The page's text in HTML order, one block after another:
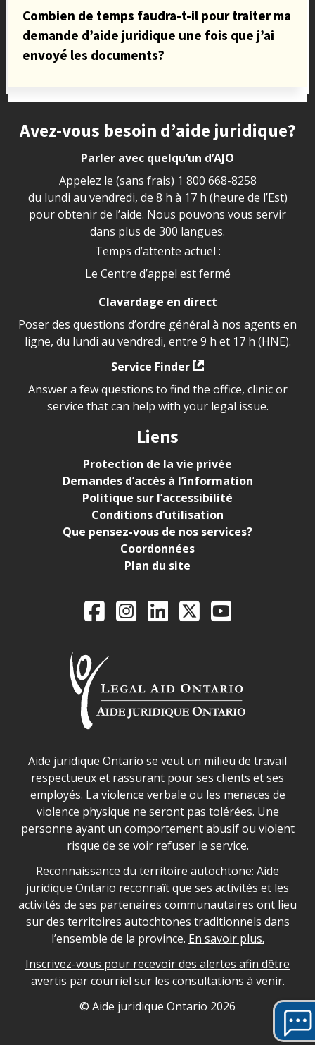
Combien de temps faudra-t-il pour traiter ma
demande d’aide juridique une fois que j’ai
envoyé les documents?
Site footer
Avez-vous besoin d’aide juridique?
Parler avec quelqu’un d’AJO
Appelez le (sans frais) 1 800 668-8258
du lundi au vendredi, de 8 h à 17 h (heure de l’Est)
pour obtenir de l’aide. Nous pouvons vous servir
dans plus de 300 langues.
Temps d’attente actuel :
Le Centre d’appel est fermé
Clavardage en direct
Poser des questions d’ordre général à nos agents en
ligne, du lundi au vendredi, entre 9 h et 17 h (HNE).
Service Finder
Answer a few questions to find the office, clinic or
service that can help with your legal issue.
Liens
Protection de la vie privée
Demandes d’accès à l’information
Politique sur l’accessibilité
Conditions d’utilisation
Que pensez-vous de nos services?
Coordonnées
Plan du site
Legal Aid Ontario
FacebookInstagram
LinkedIn
X YouTube
Déclaration sur la sécurité dans les locaux d'AJO.
Aide juridique Ontario se veut un milieu de travail
respectueux et rassurant pour ses clients et ses
employés. La violence verbale ou les menaces de
violence physique ne seront pas tolérées. Une
personne ayant un comportement abusif ou violent
risque de se voir refuser le service.
Legal Aid Ontario land acknowledgement
Reconnaissance du territoire autochtone: Aide
juridique Ontario reconnaît que ses activités et les
activités de ses partenaires communautaires ont lieu
sur des territoires autochtones traditionnels dans
l’ensemble de la province. En savoir plus.
Inscrivez-vous pour recevoir des alertes afin dêtre
avertis par courriel sur les consultations à venir.
Legal Aid Ontario copyright information
© Aide juridique Ontario 2026